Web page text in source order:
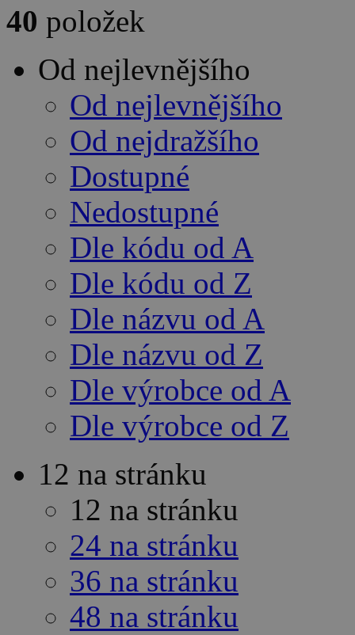
40 položek
Od nejlevnějšího
Od nejlevnějšího
Od nejdražšího
Dostupné
Nedostupné
Dle kódu od A
Dle kódu od Z
Dle názvu od A
Dle názvu od Z
Dle výrobce od A
Dle výrobce od Z
12 na stránku
12 na stránku
24 na stránku
36 na stránku
48 na stránku